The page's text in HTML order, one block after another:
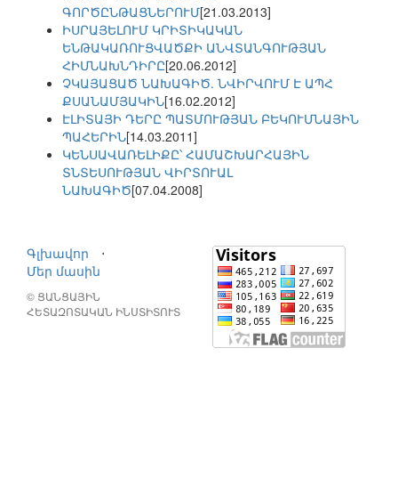
ԳՈՐԾԸՆԹԱՑՆԵՐՈՒՄ[21.03.2013]
ԻՍՐԱՅԵԼՈՒՄ ԿՐԻՏԻԿԱԿԱՆ
ԵՆԹԱԿԱՌՈՒՑՎԱԾՔԻ ԱՆՎՏԱՆԳՈՒԹՅԱՆ
ՀԻՄՆԱԽՆԴԻՐԸ[20.06.2012]
ՉԿԱՅԱՑԱԾ ՆԱԽԱԳԻԾ. ՆՎԻՐՎՈՒՄ Է ԱՊՀ
ՔՍԱՆԱՄՅԱԿԻՆ[16.02.2012]
ԷԼԻՏԱՅԻ ԴԵՐԸ ՊԱՏՄՈՒԹՅԱՆ ԲԵԿՈՒՄՆԱՅԻՆ
ՊԱՀԵՐԻՆ[14.03.2011]
ԿԵՆՍԱՎԱՌԵԼԻՔԸ՝ ՀԱՄԱՇԽԱՐՀԱՅԻՆ
ՏՆՏԵՍՈՒԹՅԱՆ ՎԻՐՏՈՒԱԼ
ՆԱԽԱԳԻԾ[07.04.2008]
Գլխավոր
⋅
Մեր մասին
© ՑԱՆՑԱՅԻՆ
ՀԵՏԱԶՈՏԱԿԱՆ ԻՆՍՏԻՏՈՒՏ